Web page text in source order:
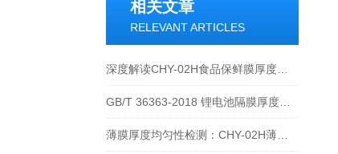
相关文章
RELEVANT ARTICLES